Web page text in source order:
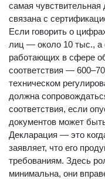
самая
связана с
Если говорить о
лиц — около 10 тыс., а
работающих в сфере
соответствия —
техническом
должна
соответствия, если
документов может
Декларация — это
заявляет, что его
требованиям. Здесь
минимальна, они